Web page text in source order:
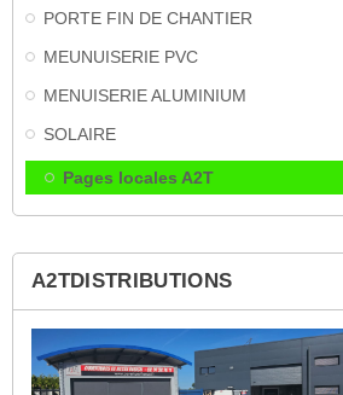
PORTE FIN DE CHANTIER
MEUNUISERIE PVC
MENUISERIE ALUMINIUM
SOLAIRE
Pages locales A2T
A2TDISTRIBUTIONS